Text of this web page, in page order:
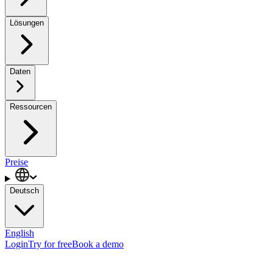
Lösungen
Daten
Ressourcen
Preise
Deutsch
English
LoginTry for freeBook a demo